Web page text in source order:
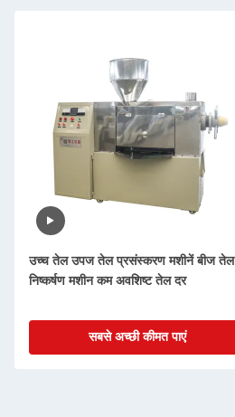
उच्च तेल उपज तेल प्रसंस्करण मशीनें बीज तेल
निष्कर्षण मशीन कम अवशिष्ट तेल दर
सबसे अच्छी कीमत पाएं